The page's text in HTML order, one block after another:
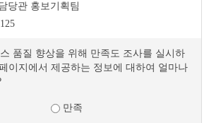
당관 홍보기획팀
품질 향상을 위해 만족도 조사를 실시하
이지에서 제공하는 정보에 대하여 얼마나
만족